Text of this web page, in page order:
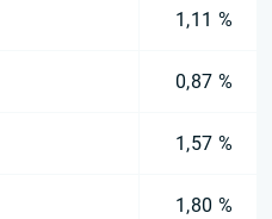
1,11 %
0,87 %
1,57 %
1,80 %